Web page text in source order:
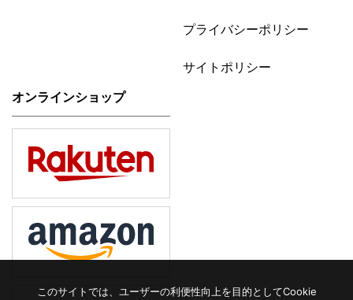
プライバシーポリシー
サイトポリシー
オンラインショップ
このサイトでは、ユーザーの利便性向上を目的としてCookie